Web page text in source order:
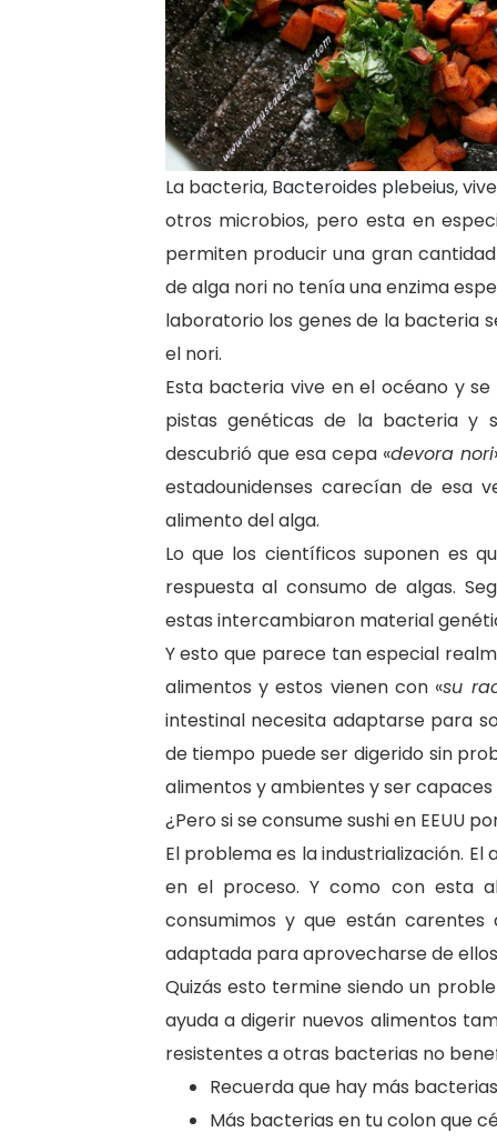
La bacteria, Bacteroides plebeius,
otros microbios, pero esta en
permiten producir una gran
de alga nori no tenía una enzima
laboratorio los genes de la bacteria
el nori.
Esta bacteria vive en el océano y
pistas genéticas de la bacteria y
descubrió que esa cepa «devora nori
estadounidenses carecían de esa
alimento del alga.
Lo que los científicos suponen es
respuesta al consumo de algas.
estas intercambiaron material
Y esto que parece tan especial
alimentos y estos vienen con «su
intestinal necesita adaptarse para
de tiempo puede ser digerido sin
alimentos y ambientes y ser capaces
¿Pero si se consume sushi en EEUU
El problema es la industrialización.
en el proceso. Y como con esta
consumimos y que están
adaptada para aprovecharse de
Quizás esto termine siendo un
ayuda a digerir nuevos alimentos
resistentes a otras bacterias no
Recuerda que hay más
Más bacterias en tu colon que